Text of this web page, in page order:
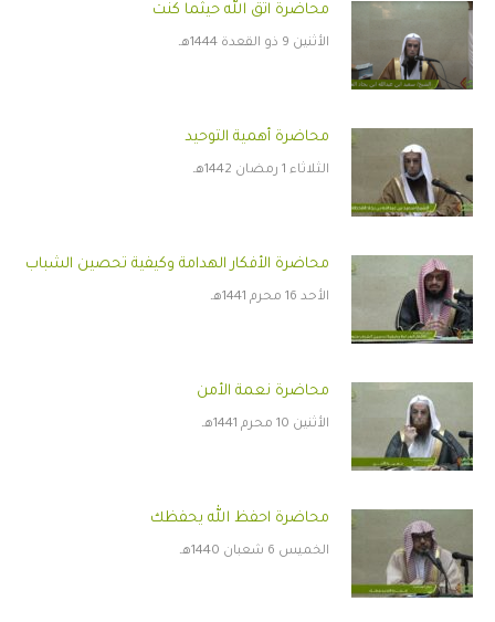
محاضرة اتق الله حيثما كنت
الأثنين 9 ذو القعدة 1444هـ
محاضرة أهمية التوحيد
الثلاثاء 1 رمضان 1442هـ
محاضرة الأفكار الهدامة وكيفية تحصين الشباب
الأحد 16 محرم 1441هـ
محاضرة نعمة الأمن
الأثنين 10 محرم 1441هـ
محاضرة احفظ الله يحفظك
الخميس 6 شعبان 1440هـ